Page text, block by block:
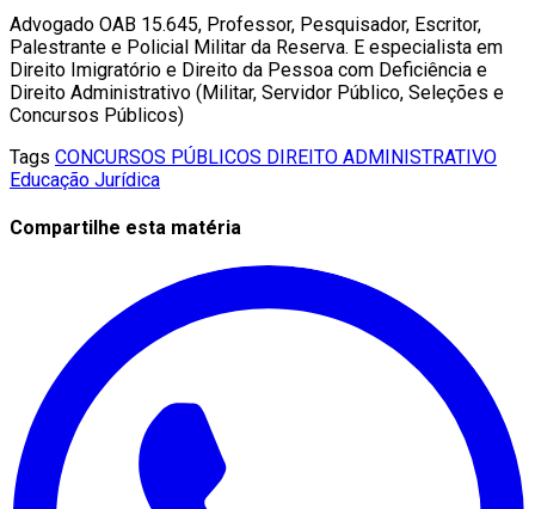
Advogado OAB 15.645, Professor, Pesquisador, Escritor,
Palestrante e Policial Militar da Reserva. E especialista em
Direito Imigratório e Direito da Pessoa com Deficiência e
Direito Administrativo (Militar, Servidor Público, Seleções e
Concursos Públicos)
Tags CONCURSOS PÚBLICOS DIREITO ADMINISTRATIVO
Educação Jurídica
Compartilhe esta matéria